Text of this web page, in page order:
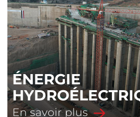
ÉNERGIE
En savoir plus